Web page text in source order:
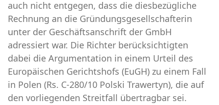
auch nicht entgegen, dass die diesbezügliche
Rechnung an die Gründungsgesellschafterin
unter der Geschäftsanschrift der GmbH
adressiert war. Die Richter berücksichtigten
dabei die Argumentation in einem Urteil des
Europäischen Gerichtshofs (EuGH) zu einem Fall
in Polen (Rs. C-280/10 Polski Trawertyn), die auf
den vorliegenden Streitfall übertragbar sei.